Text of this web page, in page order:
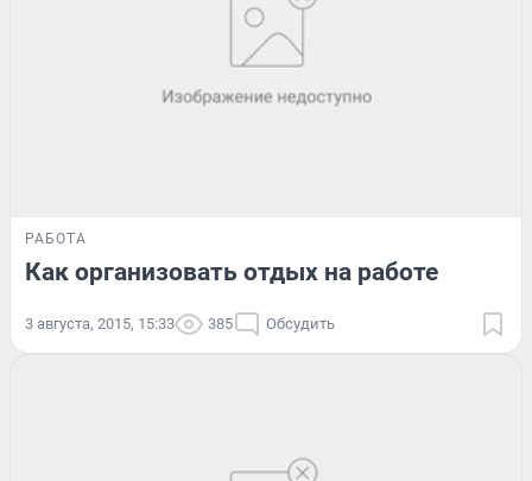
РАБОТА
Как организовать отдых на работе
3 августа, 2015, 15:33 385 Обсудить